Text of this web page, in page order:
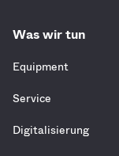
Was wir tun
Equipment
Service
Digitalisierung